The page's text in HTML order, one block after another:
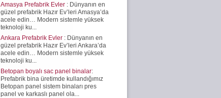
Amasya Prefabrik Evler : Dünyanın en
güzel prefabrik Hazır Ev’leri Amasya’da
acele edin… Modern sistemle yüksek
teknoloji ku...
Ankara Prefabrik Evler : Dünyanın en
güzel prefabrik Hazır Ev’leri Ankara’da
acele edin… Modern sistemle yüksek
teknoloji ku...
Betopan boyalı sac panel binalar:
Prefabrik bina üretimde kullandığımız
Betopan panel sistem binaları pres
panel ve karkaslı panel ola...